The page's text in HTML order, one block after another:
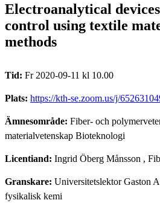
Electroanalytical
control using textile
methods
Tid: Fr 2020-09-11 kl 10.00
Plats: https://kth-se.zoom.us/j/
Ämnesområde: Fiber- och
materialvetenskap Bioteknologi
Licentiand: Ingrid Öberg Månsson ,
Granskare: Universitetslektor Gaston
fysikalisk kemi